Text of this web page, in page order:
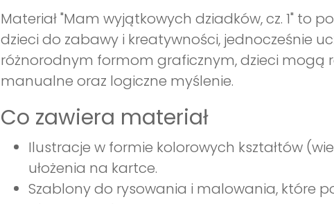
Materiał "Mam wyjątkowych dziadków, cz. 1" to
dzieci do zabawy i kreatywności, jednocześnie
różnorodnym formom graficznym, dzieci mogą
manualne oraz logiczne myślenie.
Co zawiera materiał
Ilustracje w formie kolorowych kształtów
ułożenia na kartce.
Szablony do rysowania i malowania, które